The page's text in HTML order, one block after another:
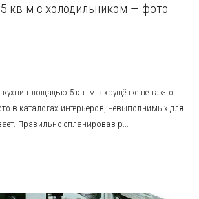
кв м с холодильником — фото
площадью 5 кв. м в хрущёвке не так-то
в каталогах интерьеров, невыполнимых для
Правильно спланировав р...